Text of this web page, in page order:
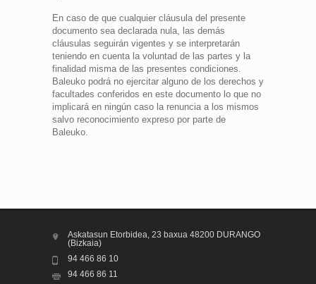
En caso de que cualquier cláusula del presente
documento sea declarada nula, las demás
cláusulas seguirán vigentes y se interpretarán
teniendo en cuenta la voluntad de las partes y la
finalidad misma de las presentes condiciones.
Baleuko podrá no ejercitar alguno de los derechos y
facultades conferidos en este documento lo que no
implicará en ningún caso la renuncia a los mismos
salvo reconocimiento expreso por parte de
Baleuko.
Askatasun Etorbidea, 23 baxua 48200 DURANGO
(Bizkaia)
94 466 86 10
94 466 86 11